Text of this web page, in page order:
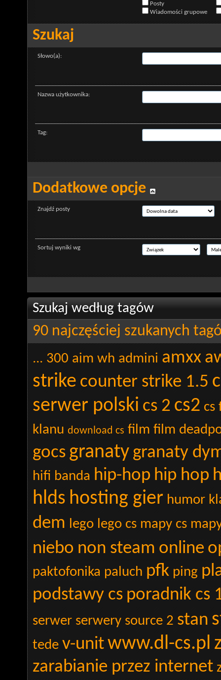
Posty
Wiadomości grupowe
Szukaj
Słowo(a):
Nazwa użytkownika:
Tag:
Dodatkowe opcje
Znajdź posty
Sortuj wyniki wg
Szukaj według tagów
90 najczęściej szukanych
... 300 aim wh admini amxx
strikecounter strike 1.5
serwer polskics 2cs2 cs
klanu download cs film film
gocsgranatygranaty
hifi banda hip-hophip hop
hldshosting gier humor
dem lego lego cs mapy cs
niebonon steamonline
paktofonika paluch pfk ping
podstawy csporadnik cs
serwer serwery source 2 stan
tede v-unitwww.dl-cs.pl
zarabianie przez internet